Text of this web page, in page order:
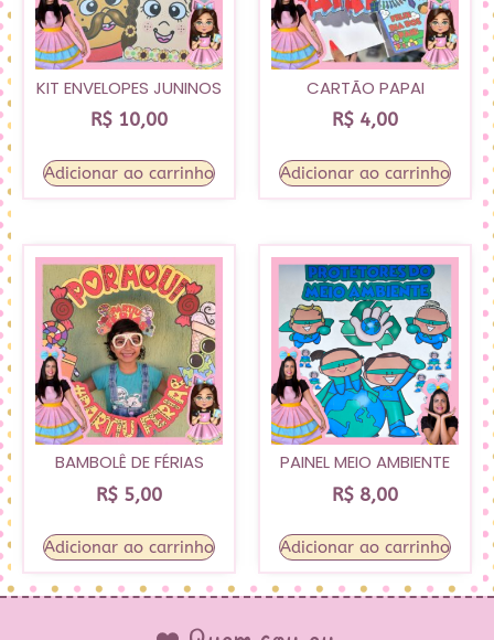
KIT ENVELOPES JUNINOS
R$ 10,00
Adicionar ao carrinho
CARTÃO PAPAI
R$ 4,00
Adicionar ao carrinho
BAMBOLÊ DE FÉRIAS
R$ 5,00
Adicionar ao carrinho
PAINEL MEIO AMBIENTE
R$ 8,00
Adicionar ao carrinho